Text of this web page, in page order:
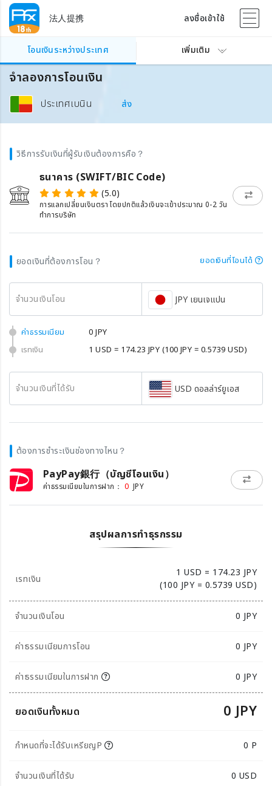
法人提携 ลงชื่อเข้าใช้
โอนเงินระหว่างประเทศ เพิ่มเติม
จำลองการโอนเงิน
ประเทศเบนิน ส่ง
วิธีการรับเงินที่ผู้รับเงินต้องการคือ？
ธนาคาร (SWIFT/BIC Code)
(5.0)
การแลกเปลี่ยนเงินตรา โดยปกติแล้วเงินจะเข้าประมาณ 0-2 วัน
ทำการบริษัท
ยอดเงินที่ต้องการโอน？ ยอดเงินที่โอนได้
จำนวนเงินโอน JPY เยนเจแปน
ค่าธรรมเนียม
0 JPY
เรทเงิน
1 USD = 174.23 JPY (100 JPY = 0.5739 USD)
จำนวนเงินที่ได้รับ USD ดอลล่าร์ยูเอส
ต้องการชำระเงินช่องทางไหน？
PayPay銀行（บัญชีโอนเงิน）
ค่าธรรมเนียมในการฝาก： 0 JPY
สรุปผลการทำธุรกรรม
เรทเงิน
1 USD = 174.23 JPY
(100 JPY = 0.5739 USD)
จำนวนเงินโอน 0 JPY
ค่าธรรมเนียมการโอน 0 JPY
ค่าธรรมเนียมในการฝาก 0 JPY
ยอดเงินทั้งหมด 0 JPY
กำหนดที่จะได้รับเหรียญP 0 P
จำนวนเงินที่ได้รับ 0 USD